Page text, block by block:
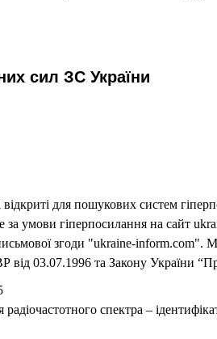
сил ЗС України
відкриті для пошукових систем
умови гіперпосилання на сайт
згоди "ukraine-inform.com".
03.07.1996 та Закону України
спектра –